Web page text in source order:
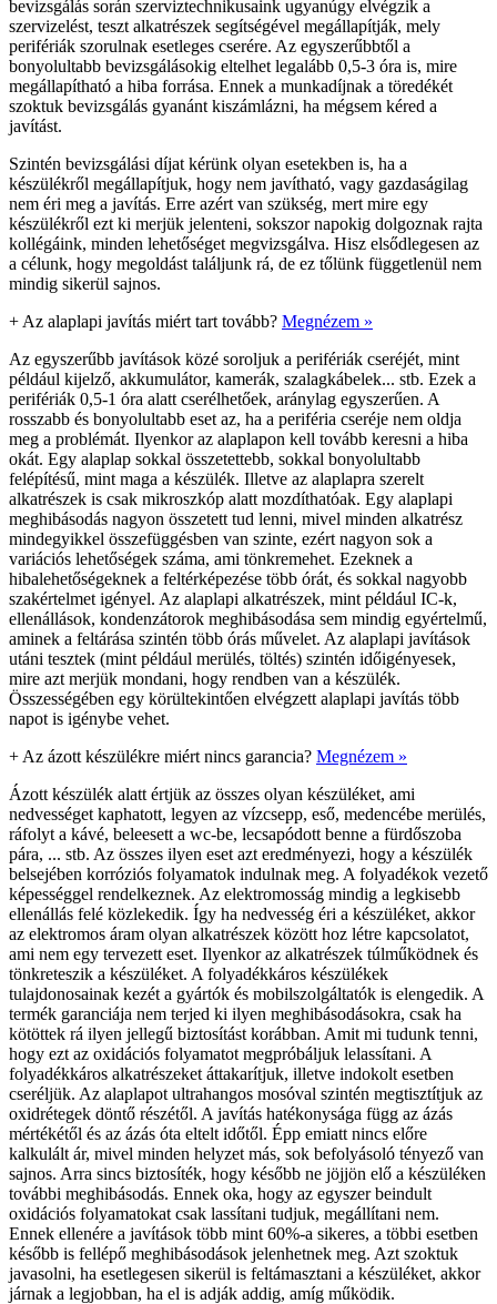
bevizsgálás során szerviztechnikusaink ugyanúgy elvégzik a
szervizelést, teszt alkatrészek segítségével megállapítják, mely
perifériák szorulnak esetleges cserére. Az egyszerűbbtől a
bonyolultabb bevizsgálásokig eltelhet legalább 0,5-3 óra is, mire
megállapítható a hiba forrása. Ennek a munkadíjnak a töredékét
szoktuk bevizsgálás gyanánt kiszámlázni, ha mégsem kéred a
javítást.
Szintén bevizsgálási díjat kérünk olyan esetekben is, ha a
készülékről megállapítjuk, hogy nem javítható, vagy gazdaságilag
nem éri meg a javítás. Erre azért van szükség, mert mire egy
készülékről ezt ki merjük jelenteni, sokszor napokig dolgoznak rajta
kollégáink, minden lehetőséget megvizsgálva. Hisz elsődlegesen az
a célunk, hogy megoldást találjunk rá, de ez tőlünk függetlenül nem
mindig sikerül sajnos.
+ Az alaplapi javítás miért tart tovább? Megnézem »
Az egyszerűbb javítások közé soroljuk a perifériák cseréjét, mint
például kijelző, akkumulátor, kamerák, szalagkábelek... stb. Ezek a
perifériák 0,5-1 óra alatt cserélhetőek, aránylag egyszerűen. A
rosszabb és bonyolultabb eset az, ha a periféria cseréje nem oldja
meg a problémát. Ilyenkor az alaplapon kell tovább keresni a hiba
okát. Egy alaplap sokkal összetettebb, sokkal bonyolultabb
felépítésű, mint maga a készülék. Illetve az alaplapra szerelt
alkatrészek is csak mikroszkóp alatt mozdíthatóak. Egy alaplapi
meghibásodás nagyon összetett tud lenni, mivel minden alkatrész
mindegyikkel összefüggésben van szinte, ezért nagyon sok a
variációs lehetőségek száma, ami tönkremehet. Ezeknek a
hibalehetőségeknek a feltérképezése több órát, és sokkal nagyobb
szakértelmet igényel. Az alaplapi alkatrészek, mint például IC-k,
ellenállások, kondenzátorok meghibásodása sem mindig egyértelmű,
aminek a feltárása szintén több órás művelet. Az alaplapi javítások
utáni tesztek (mint például merülés, töltés) szintén időigényesek,
mire azt merjük mondani, hogy rendben van a készülék.
Összességében egy körültekintően elvégzett alaplapi javítás több
napot is igénybe vehet.
+ Az ázott készülékre miért nincs garancia? Megnézem »
Ázott készülék alatt értjük az összes olyan készüléket, ami
nedvességet kaphatott, legyen az vízcsepp, eső, medencébe merülés,
ráfolyt a kávé, beleesett a wc-be, lecsapódott benne a fürdőszoba
pára, ... stb. Az összes ilyen eset azt eredményezi, hogy a készülék
belsejében korróziós folyamatok indulnak meg. A folyadékok vezető
képességgel rendelkeznek. Az elektromosság mindig a legkisebb
ellenállás felé közlekedik. Így ha nedvesség éri a készüléket, akkor
az elektromos áram olyan alkatrészek között hoz létre kapcsolatot,
ami nem egy tervezett eset. Ilyenkor az alkatrészek túlműködnek és
tönkreteszik a készüléket. A folyadékkáros készülékek
tulajdonosainak kezét a gyártók és mobilszolgáltatók is elengedik. A
termék garanciája nem terjed ki ilyen meghibásodásokra, csak ha
kötöttek rá ilyen jellegű biztosítást korábban. Amit mi tudunk tenni,
hogy ezt az oxidációs folyamatot megpróbáljuk lelassítani. A
folyadékkáros alkatrészeket áttakarítjuk, illetve indokolt esetben
cseréljük. Az alaplapot ultrahangos mosóval szintén megtisztítjuk az
oxidrétegek döntő részétől. A javítás hatékonysága függ az ázás
mértékétől és az ázás óta eltelt időtől. Épp emiatt nincs előre
kalkulált ár, mivel minden helyzet más, sok befolyásoló tényező van
sajnos. Arra sincs biztosíték, hogy később ne jöjjön elő a készüléken
további meghibásodás. Ennek oka, hogy az egyszer beindult
oxidációs folyamatokat csak lassítani tudjuk, megállítani nem.
Ennek ellenére a javítások több mint 60%-a sikeres, a többi esetben
később is fellépő meghibásodások jelenhetnek meg. Azt szoktuk
javasolni, ha esetlegesen sikerül is feltámasztani a készüléket, akkor
járnak a legjobban, ha el is adják addig, amíg működik.